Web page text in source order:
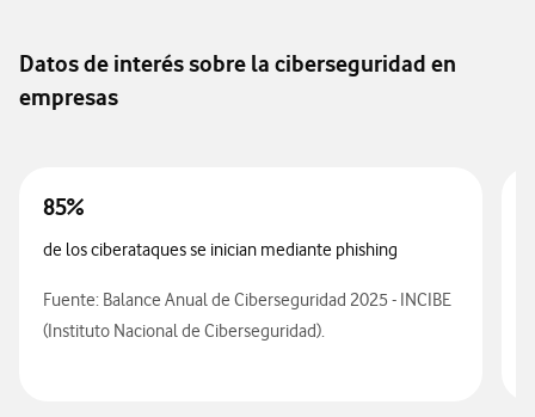
Datos de interés sobre la ciberseguridad en
empresas
85%
de los ciberataques se inician mediante phishing
Fuente: Balance Anual de Ciberseguridad 2025 - INCIBE
(Instituto Nacional de Ciberseguridad).